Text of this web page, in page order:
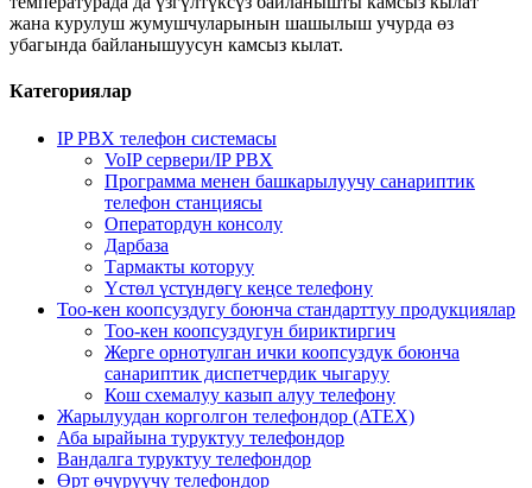
жана курулуш жумушчуларынын шашылыш учурда өз
убагында байланышуусун камсыз кылат.
Категориялар
IP PBX телефон системасы
VoIP сервери/IP PBX
Программа менен башкарылуучу санариптик
телефон станциясы
Оператордун консолу
Дарбаза
Тармакты которуу
Үстөл үстүндөгү кеңсе телефону
Тоо-кен коопсуздугу боюнча стандарттуу продукциялар
Тоо-кен коопсуздугун бириктиргич
Жерге орнотулган ички коопсуздук боюнча
санариптик диспетчердик чыгаруу
Кош схемалуу казып алуу телефону
Жарылуудан корголгон телефондор (ATEX)
Аба ырайына туруктуу телефондор
Вандалга туруктуу телефондор
Өрт өчүрүүчү телефондор